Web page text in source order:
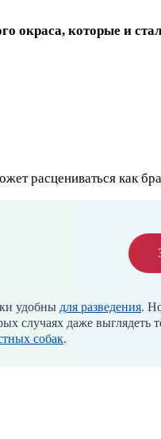
окраса, которые и
расцениваться как
удобны для разведения.
случаях даже выглядеть
собак.